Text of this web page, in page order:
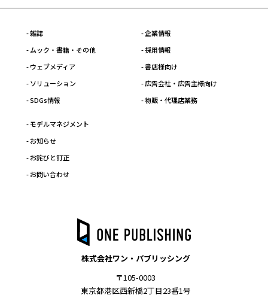
- 雑誌
- ムック・書籍・その他
- ウェブメディア
- ソリューション
- SDGs情報
- 企業情報
- 採用情報
- 書店様向け
- 広告会社・広告主様向け
- 物販・代理店業務
- モデルマネジメント
- お知らせ
- お詫びと訂正
- お問い合わせ
株式会社ワン・パブリッシング
〒105-0003
東京都港区西新橋2丁目23番1号